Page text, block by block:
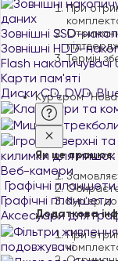
даних
Зовнішні SSD-
Зовнішні HDD-
Flash накопичувачі
Карти пам'яті
Диски CD, DVD,
килимки для мишок
Веб-камери
Графічні
Графічні планшети
Аксесуари для
подовжувачі
При
Термін
Кур'єром
Як це працює:
Курʼєр
Додаткова
При